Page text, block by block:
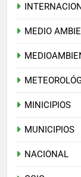
MEDIO
MINICIPIOS
MUNICIPIOS
NACIONAL